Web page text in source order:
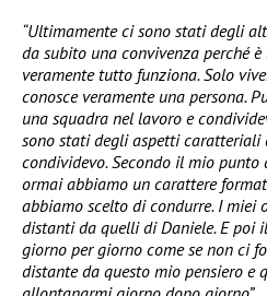
“Ultimamente ci sono stati degli
da subito una convivenza perché
veramente tutto funziona. Solo
conosce veramente una persona.
una squadra nel lavoro e
sono stati degli aspetti caratteriali
condividevo. Secondo il mio
ormai abbiamo un carattere
abbiamo scelto di condurre. I
distanti da quelli di Daniele. E poi
giorno per giorno come se non ci
distante da questo mio pensiero e